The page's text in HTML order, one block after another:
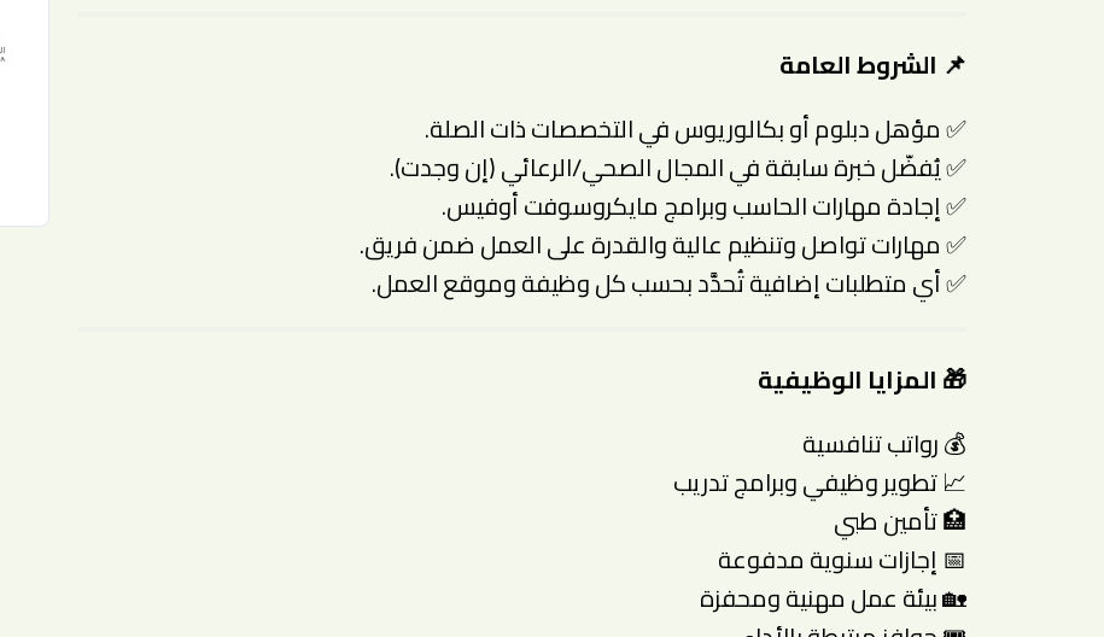
📌 الشروط العامة
✅ مؤهل دبلوم أو بكالوريوس في التخصصات ذات الصلة.
✅ يُفضّل خبرة سابقة في المجال الصحي/الرعائي (إن وجدت).
✅ إجادة مهارات الحاسب وبرامج مايكروسوفت أوفيس.
✅ مهارات تواصل وتنظيم عالية والقدرة على العمل ضمن فريق.
✅ أي متطلبات إضافية تُحدَّد بحسب كل وظيفة وموقع العمل.
🎁 المزايا الوظيفية
💰 رواتب تنافسية
📈 تطوير وظيفي وبرامج تدريب
🏥 تأمين طبي
📅 إجازات سنوية مدفوعة
🏡 بيئة عمل مهنية ومحفزة